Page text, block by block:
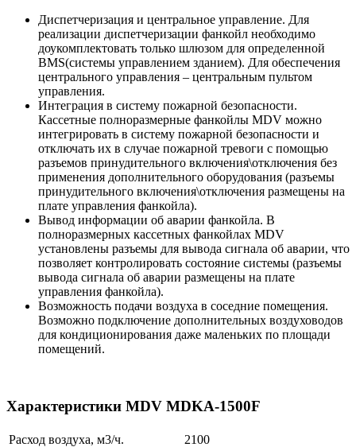
Диспетчеризация и центральное управление. Для
реализации диспетчеризации фанкойл необходимо
доукомплектовать только шлюзом для определенной
BMS(системы управлением зданием). Для обеспечения
центрального управления – центральным пультом
управления.
Интеграция в систему пожарной безопасности.
Кассетные полноразмерные фанкойлы MDV можно
интегрировать в систему пожарной безопасности и
отключать их в случае пожарной тревоги с помощью
разъемов принудительного включения\отключения без
применения дополнительного оборудования (разъемы
принудительного включения\отключения размещены на
плате управления фанкойла).
Вывод информации об аварии фанкойла. В
полноразмерных кассетных фанкойлах MDV
установлены разъемы для вывода сигнала об аварии, что
позволяет контролировать состояние системы (разъемы
вывода сигнала об аварии размещены на плате
управления фанкойла).
Возможность подачи воздуха в соседние помещения.
Возможно подключение дополнительных воздуховодов
для кондиционирования даже маленьких по площади
помещений.
Характеристики MDV MDKA-1500F
Расход воздуха, м3/ч.
2100